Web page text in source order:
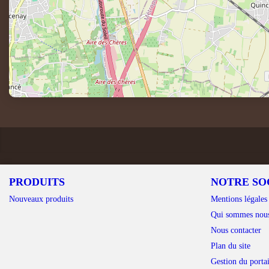
PRODUITS
Nouveaux produits
NOTRE
Mentions légales
Qui sommes
Nous contacter
Plan du site
Gestion du